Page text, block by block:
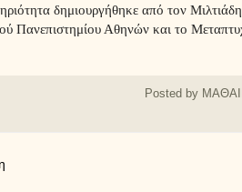
δημιουργήθηκε από τον
Πανεπιστημίου Αθηνών και το
Posted by